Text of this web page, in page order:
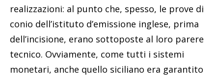
realizzazioni: al punto che, spesso, le prove di
conio dell’istituto d’emissione inglese, prima
dell’incisione, erano sottoposte al loro parere
tecnico. Ovviamente, come tutti i sistemi
monetari, anche quello siciliano era garantito